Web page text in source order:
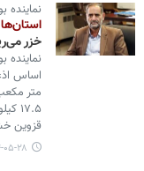
استان‌ها
خزر
متر
قزوین
۱۴۰۴-۰۵-